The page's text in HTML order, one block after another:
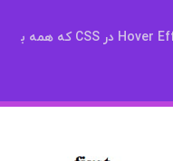
آموزش تکنیک Hover Effect در CSS که همه ب